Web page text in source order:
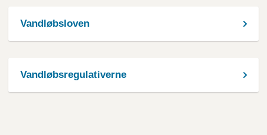
Vandløbsloven
Vandløbsregulativerne